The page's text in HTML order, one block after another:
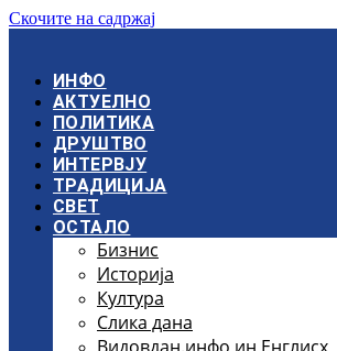
Скочите на садржај
ИНФО
АКТУЕЛНО
ПОЛИТИКА
ДРУШТВО
ИНТЕРВЈУ
ТРАДИЦИЈА
СВЕТ
ОСТАЛО
Бизнис
Историја
Култура
Слика дана